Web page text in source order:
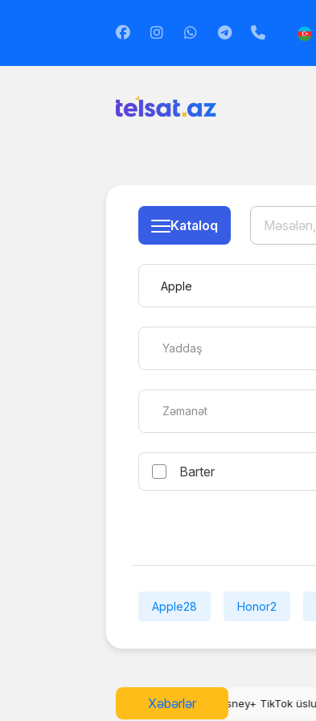
Kataloq
Apple
Yaddaş
Zəmanət
Barter
Apple28 Honor2
Xəbərlər
TikTok üslubunda “Verts” video lentini istifadəyə saldı